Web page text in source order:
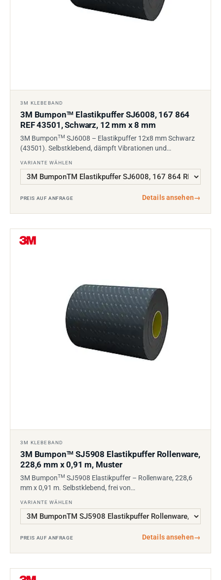
3M KLEBEBAND
3M BumponTM Elastikpuffer SJ6008, 167 864
REF 43501, Schwarz, 12 mm x 8 mm
3M BumponTM SJ6008 – Elastikpuffer 12x8 mm Schwarz
(43501). Selbstklebend, dämpft Vibrationen und…
VARIANTE WÄHLEN
PREIS AUF ANFRAGE Details ansehen→
3M KLEBEBAND
3M BumponTM SJ5908 Elastikpuffer Rollenware,
228,6 mm x 0,91 m, Muster
3M BumponTM SJ5908 Elastikpuffer – Rollenware, 228,6
mm x 0,91 m. Selbstklebend, frei von…
VARIANTE WÄHLEN
PREIS AUF ANFRAGE Details ansehen→